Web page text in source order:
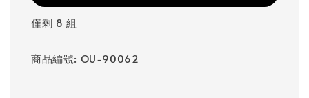
僅剩 8 組
商品編號: OU-90062